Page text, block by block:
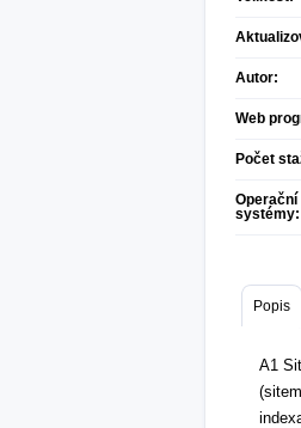
Autor:
Web
Počet
Operační
systémy:
Popis
A1